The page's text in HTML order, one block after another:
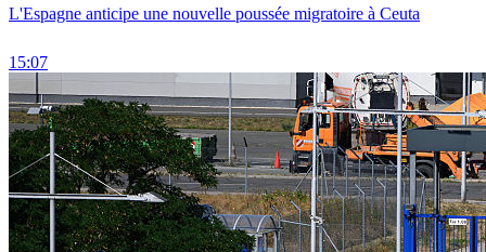
L'Espagne anticipe une nouvelle poussée migratoire à Ceuta
15:07